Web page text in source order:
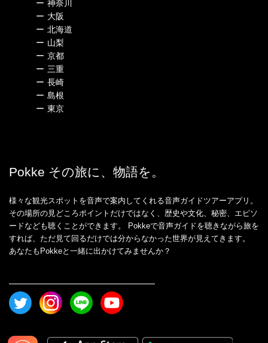
ー 神奈川
ー 大阪
ー 北海道
ー 山梨
ー 京都
ー 三重
ー 長崎
ー 島根
ー 東京
Pokke その旅に、物語を。
様々な観光スポットを音声で案内してくれる音声ガイドツアーアプリ。
その場所の見どころポイントだけではなく、歴史や文化、秘密、エピソ
ードなども聴くことができます。 Pokkeで音声ガイドを聴きながら旅を
すれば、ただ見て回るだけでは分からなかった世界が見えてきます。
あなたもPokkeと一緒に出かけてみませんか？